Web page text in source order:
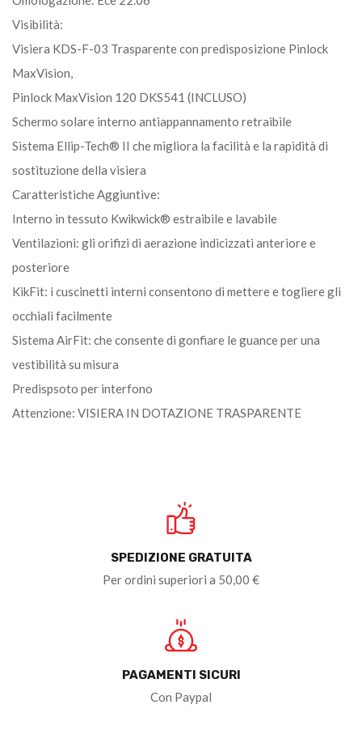
Visibilità:
Visiera KDS-F-03 Trasparente con predisposizione Pinlock
MaxVision,
Pinlock MaxVision 120 DKS541 (INCLUSO)
Schermo solare interno antiappannamento retraibile
Sistema Ellip-Tech® II che migliora la facilità e la rapidità di
sostituzione della visiera
Caratteristiche Aggiuntive:
Interno in tessuto Kwikwick® estraibile e lavabile
Ventilazioni: gli orifizi di aerazione indicizzati anteriore e
posteriore
KikFit: i cuscinetti interni consentono di mettere e togliere gli
occhiali facilmente
Sistema AirFit: che consente di gonfiare le guance per una
vestibilità su misura
Predispsoto per interfono
Attenzione: VISIERA IN DOTAZIONE TRASPARENTE
SPEDIZIONE GRATUITA
Per ordini superiori a 50,00 €
PAGAMENTI SICURI
Con Paypal